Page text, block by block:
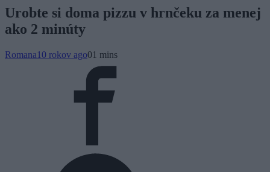
Urobte si doma pizzu v hrnčeku za menej
ako 2 minúty
Romana10 rokov ago01 mins